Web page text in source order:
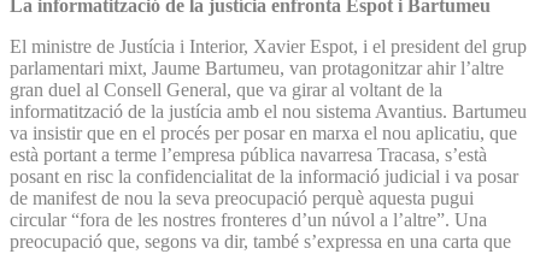
La informatització de la justícia enfronta Espot i Bartumeu
El ministre de Justícia i Interior, Xavier Espot, i el president del grup
parlamentari mixt, Jaume Bartumeu, van protagonitzar ahir l’altre
gran duel al Consell General, que va girar al voltant de la
informatització de la justícia amb el nou sistema Avantius. Bartumeu
va insistir que en el procés per posar en marxa el nou aplicatiu, que
està portant a terme l’empresa pública navarresa Tracasa, s’està
posant en risc la confidencialitat de la informació judicial i va posar
de manifest de nou la seva preocupació perquè aquesta pugui
circular “fora de les nostres fronteres d’un núvol a l’altre”. Una
preocupació que, segons va dir, també s’expressa en una carta que